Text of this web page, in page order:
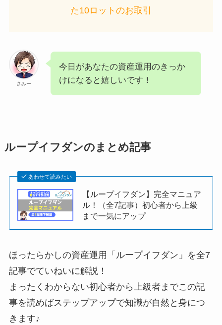
た10ロットのお取引
さみー
今日があなたの資産運用のきっか
けになると嬉しいです！
ループイフダンのまとめ記事
あわせて読みたい
【ループイフダン】完全マニュア
ル！（全7記事）初心者から上級
まで一気にアップ
ほったらかしの資産運用「ループイフダン」を全7
記事でていねいに解説！
まったくわからない初心者から上級者までこの記
事を読めばステップアップで知識が自然と身につ
きます♪